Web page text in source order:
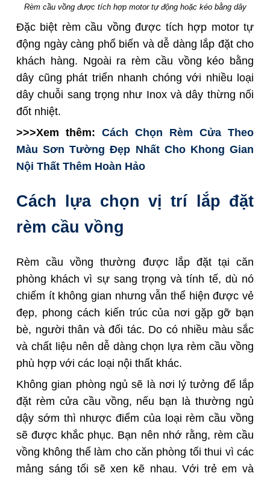
Rèm cầu vồng được tích hợp motor tự động hoặc kéo bằng dây
Đặc biệt rèm cầu vồng được tích hợp motor tự
động ngày càng phổ biến và dễ dàng lắp đặt cho
khách hàng. Ngoài ra rèm cầu vồng kéo bằng
dây cũng phát triển nhanh chóng với nhiều loại
dây chuỗi sang trọng như Inox và dây thừng nối
đốt nhiệt.
>>>Xem thêm: Cách Chọn Rèm Cửa Theo
Màu Sơn Tường Đẹp Nhất Cho Khong Gian
Nội Thất Thêm Hoàn Hảo
Cách lựa chọn vị trí lắp đặt
rèm cầu vồng
Rèm cầu vồng thường được lắp đặt tại căn
phòng khách vì sự sang trọng và tính tế, dù nó
chiếm ít không gian nhưng vẫn thể hiện được vẻ
đẹp, phong cách kiến trúc của nơi gặp gỡ bạn
bè, người thân và đối tác. Do có nhiều màu sắc
và chất liệu nên dễ dàng chọn lựa rèm cầu vồng
phù hợp với các loại nội thất khác.
Không gian phòng ngủ sẽ là nơi lý tưởng để lắp
đặt rèm cửa cầu vồng, nếu bạn là thường ngủ
dậy sớm thì nhược điểm của loại rèm cầu vồng
sẽ được khắc phục. Bạn nên nhớ rằng, rèm cầu
vồng không thể làm cho căn phòng tối thui vì các
mảng sáng tối sẽ xen kẽ nhau. Với trẻ em và